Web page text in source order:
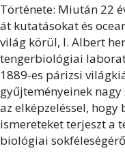
Története: Miután 22
át kutatásokat és
világ körül, I. Albert
tengerbiológiai
1889-es párizsi
gyűjteményeinek
az elképzeléssel,
ismereteket terjeszt a
biológiai